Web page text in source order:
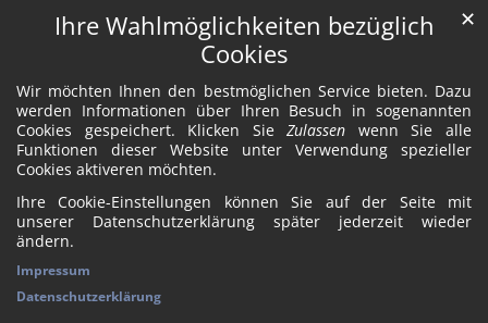
Ihre Wahlmöglichkeiten bezüglich
Cookies
Wir möchten Ihnen den bestmöglichen Service bieten. Dazu
werden Informationen über Ihren Besuch in sogenannten
Cookies gespeichert. Klicken SieZulassen wenn Sie alle
Funktionen dieser Website unter Verwendung spezieller
Cookies aktiveren möchten.
Ihre Cookie-Einstellungen können Sie auf der Seite mit
unserer Datenschutzerklärung später jederzeit wieder
ändern.
✕
Impressum
Datenschutzerklärung